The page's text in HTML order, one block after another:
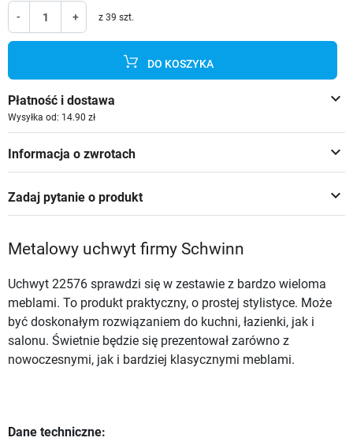
- + z 39 szt.
DO KOSZYKA
keyboard_arrow_down
Płatność i dostawa
Wysyłka od: 14.90 zł
keyboard_arrow_down
Informacja o zwrotach
keyboard_arrow_down
Zadaj pytanie o produkt
Metalowy uchwyt firmy Schwinn
Uchwyt 22576 sprawdzi się w zestawie z bardzo wieloma
meblami. To produkt praktyczny, o prostej stylistyce. Może
być doskonałym rozwiązaniem do kuchni, łazienki, jak i
salonu. Świetnie będzie się prezentował zarówno z
nowoczesnymi, jak i bardziej klasycznymi meblami.
Dane techniczne: